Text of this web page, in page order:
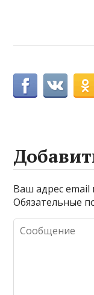
Ваш адрес email
Обязательные